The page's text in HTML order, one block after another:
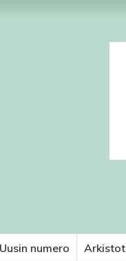
Uusin numero Arkistot